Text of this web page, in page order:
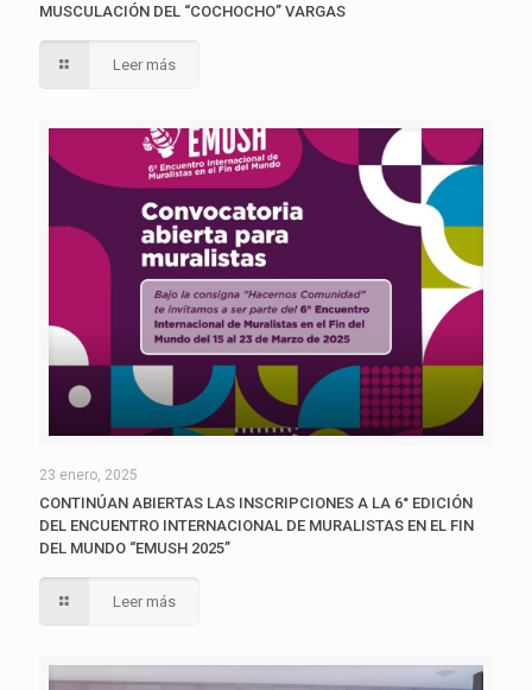
MUSCULACIÓN DEL “COCHOCHO” VARGAS
Leer más
23 enero, 2025
CONTINÚAN ABIERTAS LAS INSCRIPCIONES A LA 6° EDICIÓN
DEL ENCUENTRO INTERNACIONAL DE MURALISTAS EN EL FIN
DEL MUNDO “EMUSH 2025”
Leer más